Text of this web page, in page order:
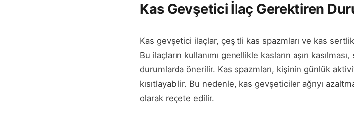
Kas Gevşetici İlaç Gerektiren
Kas gevşetici ilaçlar, çeşitli kas spazmları ve kas
Bu ilaçların kullanımı genellikle kasların aşırı
durumlarda önerilir. Kas spazmları, kişinin günlük
kısıtlayabilir. Bu nedenle, kas gevşeticiler ağrıyı
olarak reçete edilir.